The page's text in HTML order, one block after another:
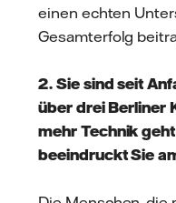
einen echten
Gesamterfolg
2. Sie sind seit
über drei Berliner
mehr Technik
beeindruckt Sie